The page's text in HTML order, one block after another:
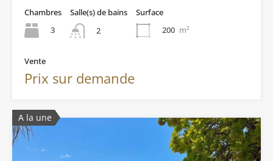
Chambres
3
Salle(s) de bains
2
Surface
200 m²
Vente
Prix sur demande
A la une